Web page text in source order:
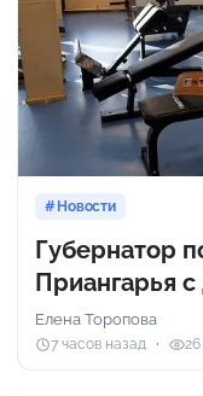
Новости
Губернатор
Приангарья
Елена Торопова
7 часов назад 26